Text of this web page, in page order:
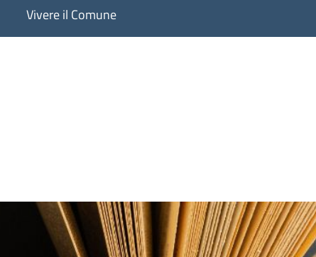
Vivere il Comune